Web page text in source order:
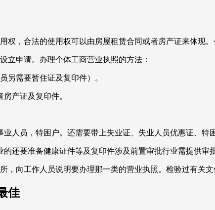
权，合法的使用权可以由房屋租赁合同或者房产证来体现
立申请。办理个体工商营业执照的方法：
另需要暂住证及复印件）。
产证及复印件。
人员，特困户。还需要带上失业证、失业人员优惠证、
还要准备健康证件等及复印件涉及前置审批行业需提供审
，向工作人员说明要办理那一类的营业执照。检验过有关文
佳